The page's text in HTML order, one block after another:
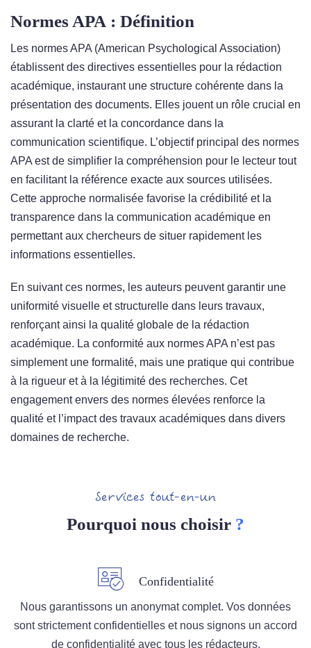
Normes APA : Définition
Les normes APA (American Psychological Association)
établissent des directives essentielles pour la rédaction
académique, instaurant une structure cohérente dans la
présentation des documents. Elles jouent un rôle crucial en
assurant la clarté et la concordance dans la
communication scientifique. L’objectif principal des normes
APA est de simplifier la compréhension pour le lecteur tout
en facilitant la référence exacte aux sources utilisées.
Cette approche normalisée favorise la crédibilité et la
transparence dans la communication académique en
permettant aux chercheurs de situer rapidement les
informations essentielles.
En suivant ces normes, les auteurs peuvent garantir une
uniformité visuelle et structurelle dans leurs travaux,
renforçant ainsi la qualité globale de la rédaction
académique. La conformité aux normes APA n’est pas
simplement une formalité, mais une pratique qui contribue
à la rigueur et à la légitimité des recherches. Cet
engagement envers des normes élevées renforce la
qualité et l’impact des travaux académiques dans divers
domaines de recherche.
Services tout-en-un
Pourquoi nous choisir ?
Confidentialité
Nous garantissons un anonymat complet. Vos données
sont strictement confidentielles et nous signons un accord
de confidentialité avec tous les rédacteurs.